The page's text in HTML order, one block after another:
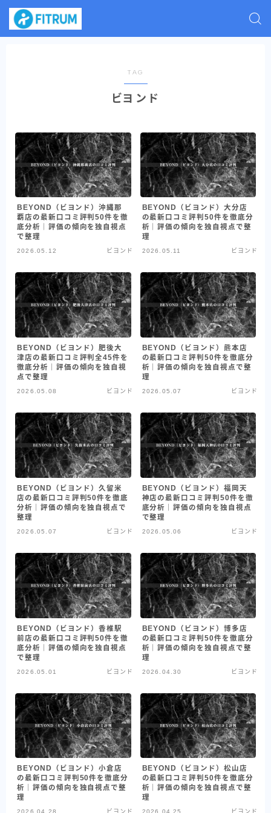
TAG
ビヨンド
BEYOND（ビヨンド）沖縄那
覇店の最新口コミ評判50件を徹
底分析｜評価の傾向を独自視点
で整理
2026.05.12 ビヨンド
BEYOND（ビヨンド）大分店
の最新口コミ評判50件を徹底分
析｜評価の傾向を独自視点で整
理
2026.05.11 ビヨンド
BEYOND（ビヨンド）肥後大
津店の最新口コミ評判全45件を
徹底分析｜評価の傾向を独自視
点で整理
2026.05.08 ビヨンド
BEYOND（ビヨンド）熊本店
の最新口コミ評判50件を徹底分
析｜評価の傾向を独自視点で整
理
2026.05.07 ビヨンド
BEYOND（ビヨンド）久留米
店の最新口コミ評判50件を徹底
分析｜評価の傾向を独自視点で
整理
2026.05.07 ビヨンド
BEYOND（ビヨンド）福岡天
神店の最新口コミ評判50件を徹
底分析｜評価の傾向を独自視点
で整理
2026.05.06 ビヨンド
BEYOND（ビヨンド）香椎駅
前店の最新口コミ評判50件を徹
底分析｜評価の傾向を独自視点
で整理
2026.05.01 ビヨンド
BEYOND（ビヨンド）博多店
の最新口コミ評判50件を徹底分
析｜評価の傾向を独自視点で整
理
2026.04.30 ビヨンド
BEYOND（ビヨンド）小倉店
の最新口コミ評判50件を徹底分
析｜評価の傾向を独自視点で整
理
2026.04.28 ビヨンド
BEYOND（ビヨンド）松山店
の最新口コミ評判50件を徹底分
析｜評価の傾向を独自視点で整
理
2026.04.25 ビヨンド